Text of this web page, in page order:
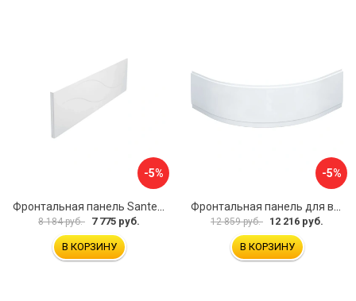
-5%
8 184 руб. 7 775 руб.
В КОРЗИНУ
-5%
12 859 руб. 12 216 руб.
В КОРЗИНУ